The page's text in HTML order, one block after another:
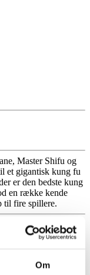
Om
Master Shifu og
et gigantisk kung fu
er den bedste kung
en række kende
til fire spillere.